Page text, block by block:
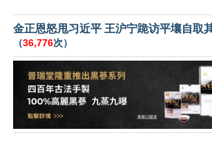
金正恩怒甩习近平 王沪宁跪访平壤自取
（36,776次）